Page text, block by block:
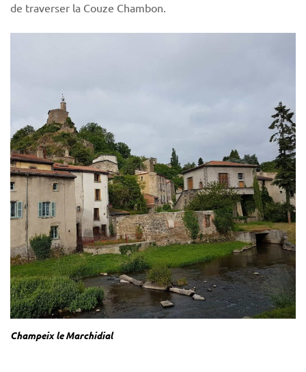
de traverser la Couze Chambon.
Champeix le Marchidial